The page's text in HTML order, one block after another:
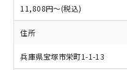
11,808円～(税込)
住所
兵庫県宝塚市栄町1-1-13